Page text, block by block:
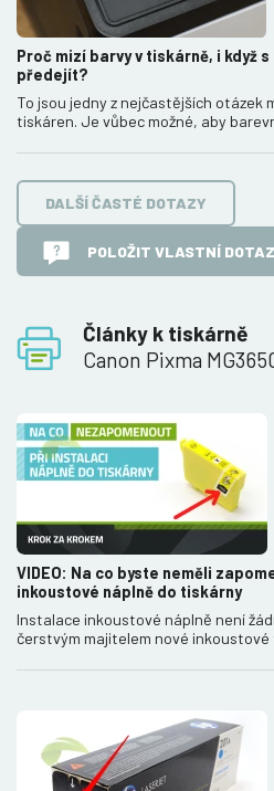
Články k tiskárně
Canon Pixma
Proč mizí barvy v tiskárně, i když
předejít?
To jsou jedny z nejčastějších otázek
tiskáren. Je vůbec možné, aby
DALŠÍ ČASTÉ DOTAZY
POLOŽIT VLASTNÍ DOTAZ
VIDEO: Na co byste neměli
inkoustové náplně do tiskárny
Instalace inkoustové náplně není
čerstvým majitelem nové